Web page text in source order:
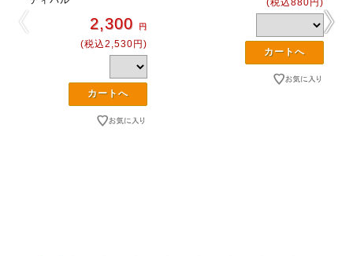
2,300 円
(税込2,530円)
(税込880円)